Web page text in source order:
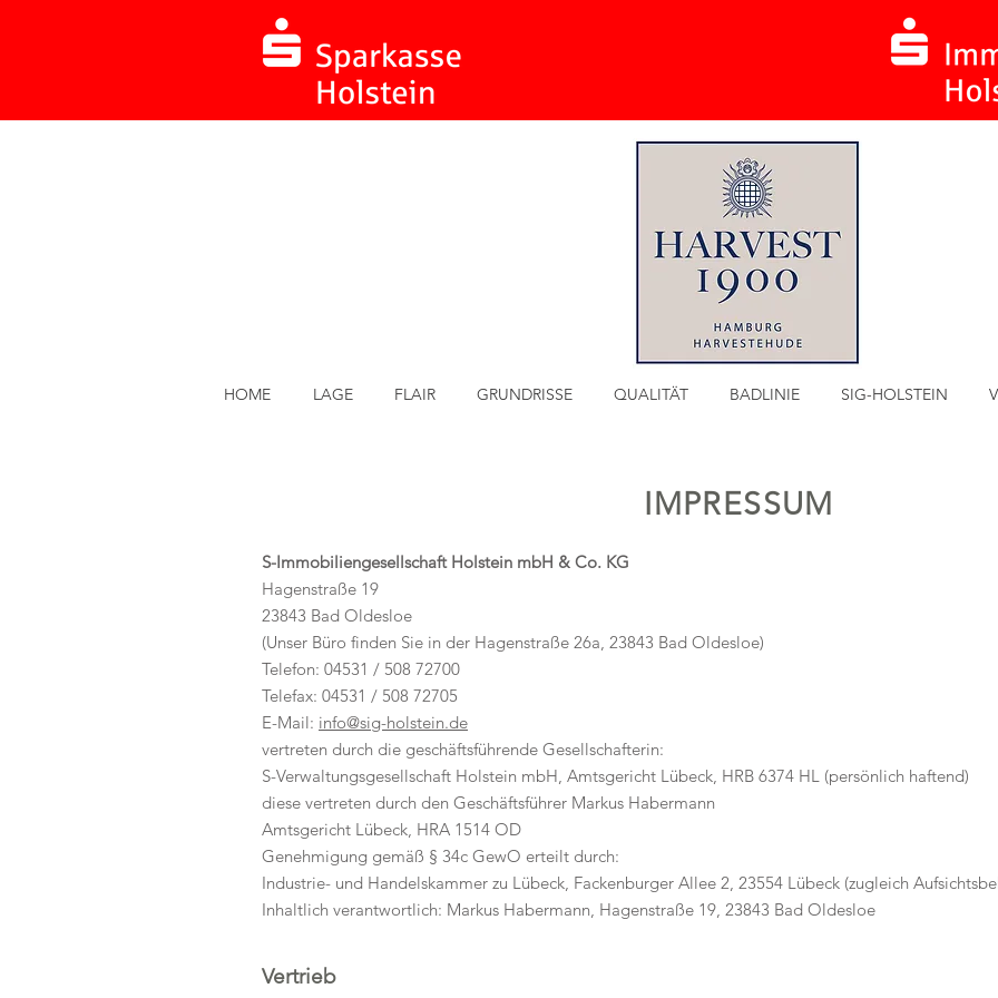
HOME LAGE FLAIR GRUNDRISSE QUALITÄT BADLINIE SIG-HOLSTEIN
IMPRESSUM
S-Immobiliengesellschaft Holstein mbH & Co. KG
Hagenstraße 19
23843 Bad Oldesloe
(Unser Büro finden Sie in der Hagenstraße 26a, 23843 Bad Oldesloe)
Telefon: 04531 / 508 72700
Telefax: 04531 / 508 72705
E-Mail: info@sig-holstein.de
vertreten durch die geschäftsführende Gesellschafterin:
S-Verwaltungsgesellschaft Holstein mbH, Amtsgericht Lübeck, HRB 6374 HL (persönlich haftend)
diese vertreten durch den Geschäftsführer Markus Habermann
Amtsgericht Lübeck, HRA 1514 OD
Genehmigung gemäß § 34c GewO erteilt durch:
Industrie- und Handelskammer zu Lübeck, Fackenburger Allee 2, 23554 Lübeck (zugleich
Inhaltlich verantwortlich: Markus Habermann, Hagenstraße 19, 23843 Bad Oldesloe
Vertrieb